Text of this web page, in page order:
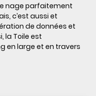
nage parfaitement
c’est aussi et
de données et
la Toile est
en large et en travers